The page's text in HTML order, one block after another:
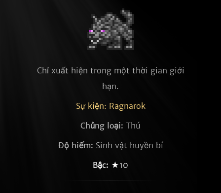
Chỉ xuất hiện trong một thời gian giới
hạn.
Sự kiện: Ragnarok
Chủng loại: Thú
Độ hiếm: Sinh vật huyền bí
Bậc: ★10